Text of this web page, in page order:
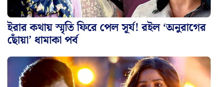
ইরার কথায় স্মৃতি ফিরে পেল সূর্য! রইল ‘অনুরাগের
ছোঁয়া’ ধামাকা পর্ব